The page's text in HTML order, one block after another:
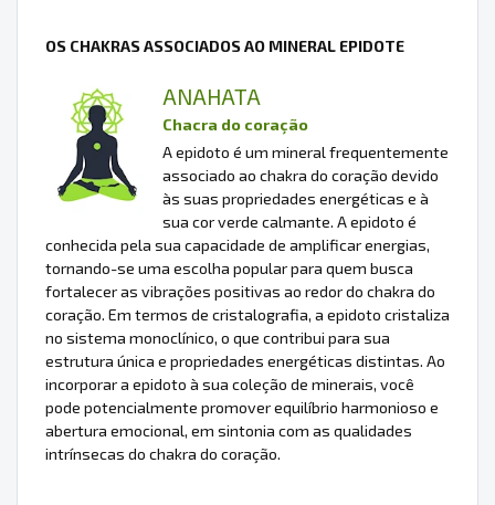
OS CHAKRAS ASSOCIADOS AO MINERAL EPIDOTE
ANAHATA
Chacra do coração
A epidoto é um mineral frequentemente
associado ao chakra do coração devido
às suas propriedades energéticas e à
sua cor verde calmante. A epidoto é
conhecida pela sua capacidade de amplificar energias,
tornando-se uma escolha popular para quem busca
fortalecer as vibrações positivas ao redor do chakra do
coração. Em termos de cristalografia, a epidoto cristaliza
no sistema monoclínico, o que contribui para sua
estrutura única e propriedades energéticas distintas. Ao
incorporar a epidoto à sua coleção de minerais, você
pode potencialmente promover equilíbrio harmonioso e
abertura emocional, em sintonia com as qualidades
intrínsecas do chakra do coração.